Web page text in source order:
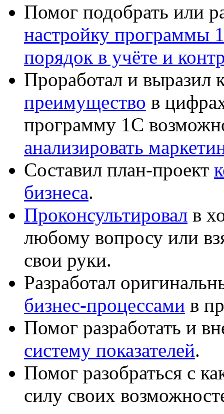
Помог подобрать или
настройку программы
порядок в учёте и
Проработал и выразил
преимущество в
программу 1С
анализировать
Составил план-проект
бизнеса.
Проконсультировал в
любому вопросу или
свои руки.
Разработал
бизнес-процессами в
Помог разработать и
систему показателей.
Помог разобраться с
силу своих